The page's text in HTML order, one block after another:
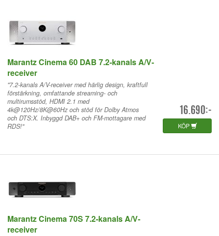
Marantz Cinema 60 DAB 7.2-kanals A/V-
receiver
16.690:-
KÖP
"7.2-kanals A/V-receiver med härlig design, kraftfull
förstärkning, omfattande streaming- och
multirumsstöd, HDMI 2.1 med
4k@120Hz/8K@60Hz och stöd för Dolby Atmos
och DTS:X. Inbyggd DAB+ och FM-mottagare med
RDS!"
Marantz Cinema 70S 7.2-kanals A/V-
receiver